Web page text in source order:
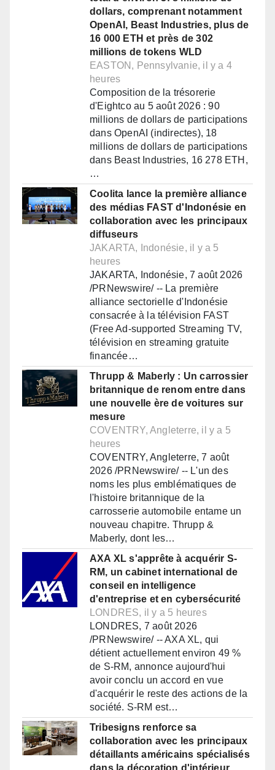
dollars, comprenant notamment
OpenAI, Beast Industries, plus de
16 000 ETH et près de 302
millions de tokens WLD
EASTON, Pennsylvanie, il y a 4
heures
Composition de la trésorerie
d'Eightco au 5 août 2026 : 90
millions de dollars de participations
dans OpenAI (indirectes), 18
millions de dollars de participations
dans Beast Industries, 16 278 ETH,
…
Coolita lance la première alliance
des médias FAST d'Indonésie en
collaboration avec les principaux
diffuseurs
JAKARTA, Indonésie, il y a 5
heures
JAKARTA, Indonésie, 7 août 2026
/PRNewswire/ -- La première
alliance sectorielle d'Indonésie
consacrée à la télévision FAST
(Free Ad-supported Streaming TV,
télévision en streaming gratuite
financée…
Thrupp & Maberly : Un carrossier
britannique de renom entre dans
une nouvelle ère de voitures sur
mesure
COVENTRY, Angleterre, il y a 5
heures
COVENTRY, Angleterre, 7 août
2026 /PRNewswire/ -- L'un des
noms les plus emblématiques de
l'histoire britannique de la
carrosserie automobile entame un
nouveau chapitre. Thrupp &
Maberly, dont les…
AXA XL s'apprête à acquérir S-
RM, un cabinet international de
conseil en intelligence
d'entreprise et en cybersécurité
LONDRES, il y a 5 heures
LONDRES, 7 août 2026
/PRNewswire/ -- AXA XL, qui
détient actuellement environ 49 %
de S-RM, annonce aujourd'hui
avoir conclu un accord en vue
d'acquérir le reste des actions de la
société. S-RM est…
Tribesigns renforce sa
collaboration avec les principaux
détaillants américains spécialisés